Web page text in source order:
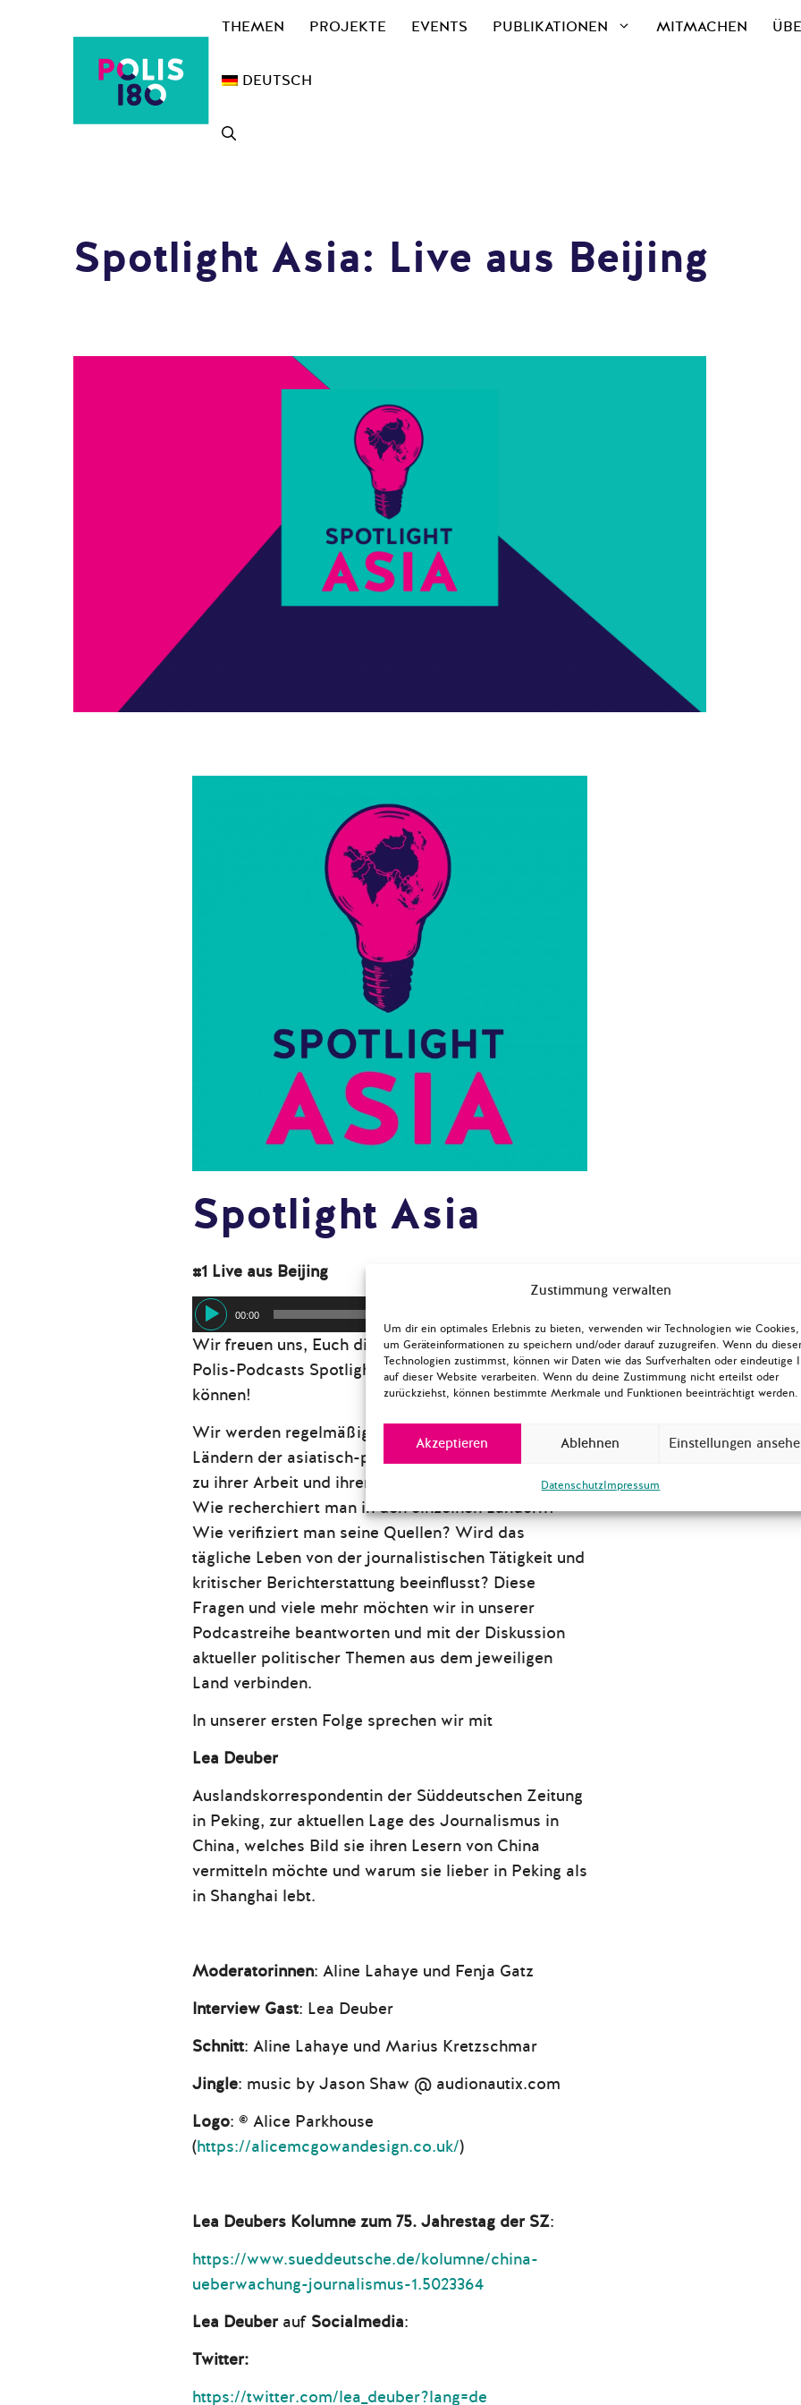
Zustimmung verwalten
Um dir ein optimales Erlebnis zu bieten, verwenden wir Technologien wie Cookies,
um Geräteinformationen zu speichern und/oder darauf zuzugreifen. Wenn du
Technologien zustimmst, können wir Daten wie das Surfverhalten oder eindeutige
auf dieser Website verarbeiten. Wenn du deine Zustimmung nicht erteilst oder
zurückziehst, können bestimmte Merkmale und Funktionen beeinträchtigt werden.
Akzeptieren Ablehnen Einstellungen
DatenschutzImpressum
THEMEN PROJEKTE EVENTS PUBLIKATIONEN MITMACHEN
DEUTSCH
Spotlight Asia: Live aus Beijing
Spotlight Asia
#1 Live aus Beijing
Audio-
Player
00:00
Hoch/Runter
benutzen,
um
Lautstärke
regeln.
Wir freuen uns, Euch die erste Folge des neuen
Polis-Podcasts Spotlight Asia ankündigen zu
können!
Wir werden regelmäßig Journalisten/innen, die aus
Ländern der asiatisch-pazifischen Region berichten,
zu ihrer Arbeit und ihrem Leben dort interviewen.
Wie recherchiert man in den einzelnen Ländern?
Wie verifiziert man seine Quellen? Wird das
tägliche Leben von der journalistischen Tätigkeit und
kritischer Berichterstattung beeinflusst? Diese
Fragen und viele mehr möchten wir in unserer
Podcastreihe beantworten und mit der Diskussion
aktueller politischer Themen aus dem jeweiligen
Land verbinden.
In unserer ersten Folge sprechen wir mit
Lea Deuber
Auslandskorrespondentin der Süddeutschen Zeitung
in Peking, zur aktuellen Lage des Journalismus in
China, welches Bild sie ihren Lesern von China
vermitteln möchte und warum sie lieber in Peking als
in Shanghai lebt.
Moderatorinnen: Aline Lahaye und Fenja Gatz
Interview Gast: Lea Deuber
Schnitt: Aline Lahaye und Marius Kretzschmar
Jingle: music by Jason Shaw @ audionautix.com
Logo: © Alice Parkhouse
(https://alicemcgowandesign.co.uk/)
Lea Deubers Kolumne zum 75. Jahrestag der SZ:
https://www.sueddeutsche.de/kolumne/china-
ueberwachung-journalismus-1.5023364
Lea Deuberauf Socialmedia:
Twitter:
https://twitter.com/lea_deuber?lang=de